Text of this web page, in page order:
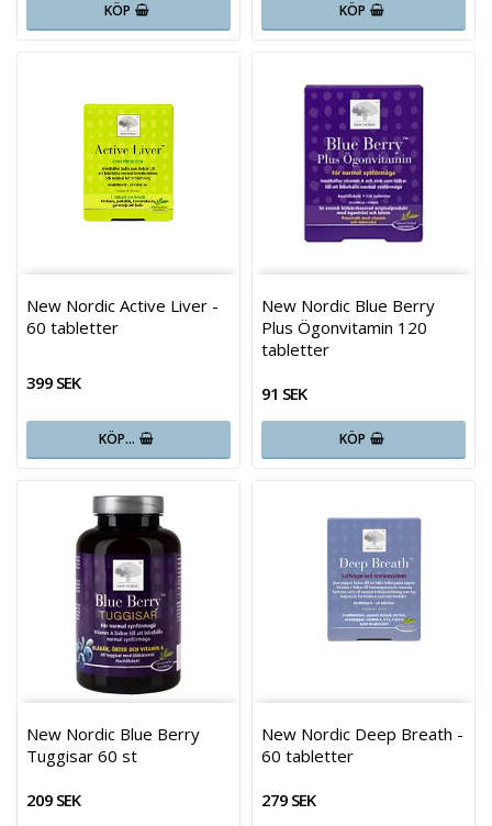
KÖP KÖP
New Nordic Active Liver -
60 tabletter
399 SEK
KÖP…
New Nordic Blue Berry
Plus Ögonvitamin 120
tabletter
91 SEK
KÖP
New Nordic Blue Berry
Tuggisar 60 st
209 SEK
New Nordic Deep Breath -
60 tabletter
279 SEK